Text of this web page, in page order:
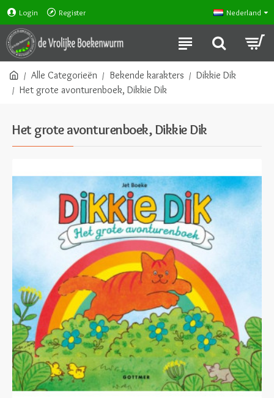
Login Register Nederland
Alle Categorieën Bekende karakters
Dikkie Dik
Het grote avonturenboek, Dikkie Dik
Het grote avonturenboek, Dikkie Dik